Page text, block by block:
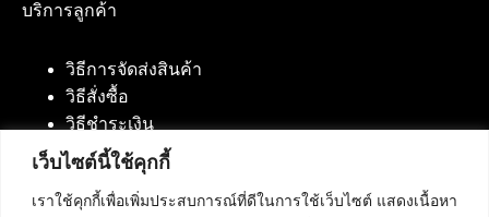
เว็บไซต์นี้ใช้คุกกี้
เราใช้คุกกี้เพื่อเพิ่มประสบการณ์ที่ดีในการใช้เว็บไซต์ แสดงเนื้อหา
บริการลูกค้า
วิธีการจัดส่งสินค้า
วิธีสั่งซื้อ
วิธีชำระเงิน
ติดต่อเรา